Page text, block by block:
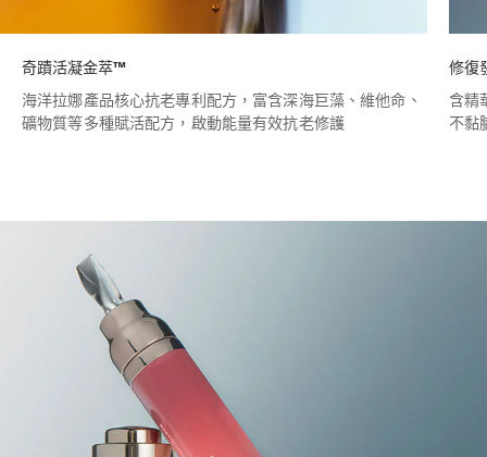
奇蹟活凝金萃™
海洋拉娜產品核心抗老專利配方，富含深海巨藻、維他命、
礦物質等多種賦活配方，啟動能量有效抗老修護
修復
含精
不黏